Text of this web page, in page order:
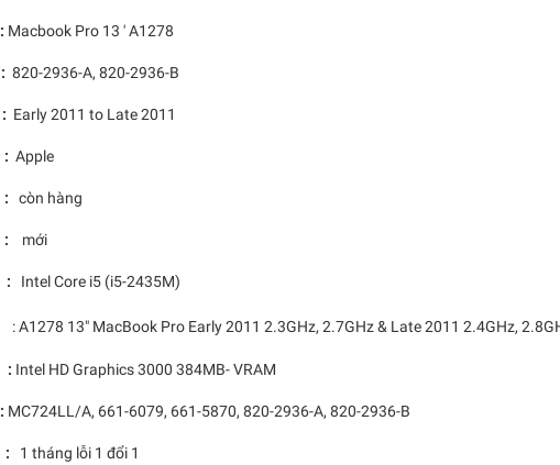
Macbook Pro 13 ' A1278
820-2936-A, 820-2936-B
Early 2011 to Late 2011
Apple
còn hàng
: mới
: Intel Core i5 (i5-2435M)
: A1278 13" MacBook Pro Early 2011 2.3GHz, 2.7GHz & Late 2011 2.4GHz,
: Intel HD Graphics 3000 384MB- VRAM
MC724LL/A, 661-6079, 661-5870, 820-2936-A, 820-2936-B
: 1 tháng lỗi 1 đổi 1